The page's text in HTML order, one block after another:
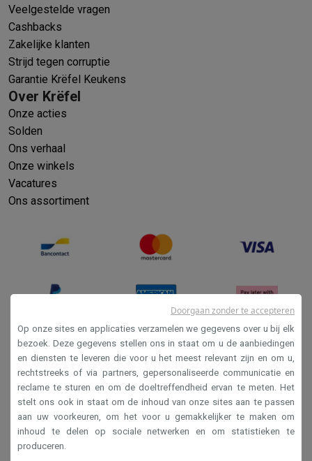
Veelgestelde vragen
Cashbacks
Zakelijke klanten
Strijd tegen corruptie
Garantie Krëfel Keukens
Over Krëfel
Onze acties
Solden
Ons verhaal
Onze winkels
Vacatures
Ons assortiment
Verkoopsvoorwaarden
Privacy
Disclaimer
Cookies
Op onze sites en applicaties verzamelen we gegevens over u bij elk
bezoek. Deze gegevens stellen ons in staat om u de aanbiedingen
en diensten te leveren die voor u het meest relevant zijn en om u,
rechtstreeks of via partners, gepersonaliseerde communicatie en
reclame te sturen en om de doeltreffendheid ervan te meten. Het
stelt ons ook in staat om de inhoud van onze sites aan te passen
aan uw voorkeuren, om het voor u gemakkelijker te maken om
inhoud te delen op sociale netwerken en om statistieken te
produceren.
Doorgaan zonder te accepteren